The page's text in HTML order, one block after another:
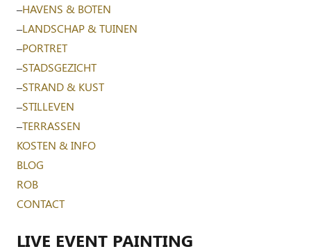
–HAVENS & BOTEN
–LANDSCHAP & TUINEN
–PORTRET
–STADSGEZICHT
–STRAND & KUST
–STILLEVEN
–TERRASSEN
KOSTEN & INFO
BLOG
ROB
CONTACT
LIVE EVENT PAINTING